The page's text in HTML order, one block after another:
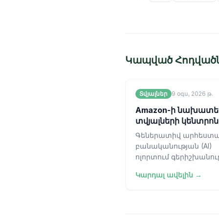
Կապված
Տվյալներ 9 օգս, 2026 թ.
Amazon-ի
տվյալների
կարող է դառնալ
ամենամեծ
Գեներատիվ
բանականության (AI)
ոլորտում
վերաշարադրում է
Կարդալ ավելին →